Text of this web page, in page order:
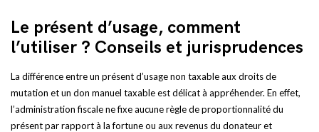
Le présent d’usage, comment
l’utiliser ? Conseils et jurisprudences
La différence entre un présent d’usage non taxable aux droits de
mutation et un don manuel taxable est délicat à appréhender. En effet,
l’administration fiscale ne fixe aucune règle de proportionnalité du
présent par rapport à la fortune ou aux revenus du donateur et